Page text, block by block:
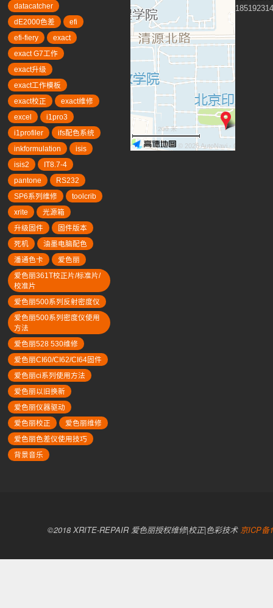
datacatcher
dE2000色差
efi
efi-fiery
exact
exact G7工作
exact升级
exact工作模板
exact校正
exact维修
excel
i1pro3
i1profiler
ifs配色系统
inkformulation
isis
isis2
IT8.7-4
pantone
RS232
SP6系列维修
toolcrib
xrite
光源箱
升级固件
固件版本
死机
油墨电脑配色
潘通色卡
爱色丽
爱色丽361T校正片/标准片/
校准片
爱色丽500系列反射密度仪
爱色丽500系列密度仪使用
方法
爱色丽528 530维修
爱色丽CI60/CI62/CI64固件
爱色丽ci系列使用方法
爱色丽以旧换新
爱色丽仪器驱动
爱色丽校正
爱色丽维修
爱色丽色差仪使用技巧
背景音乐
200 米
© 2026 AutoNavi -
©2018 XRITE-REPAIR 爱色丽授权维修|校正|色彩技术 京ICP备